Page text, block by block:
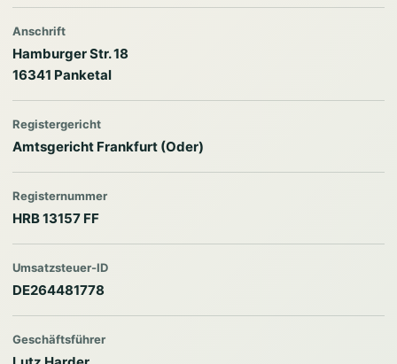
Anschrift
Hamburger Str. 18
16341 Panketal
Registergericht
Amtsgericht Frankfurt (Oder)
Registernummer
HRB 13157 FF
Umsatzsteuer-ID
DE264481778
Geschäftsführer